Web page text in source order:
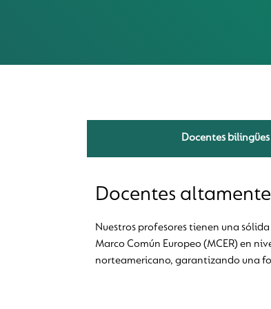
Docentes bilingües
Docentes
Nuestros profesores tienen una
Marco Común Europeo (MCER) en
norteamericano, garantizando una